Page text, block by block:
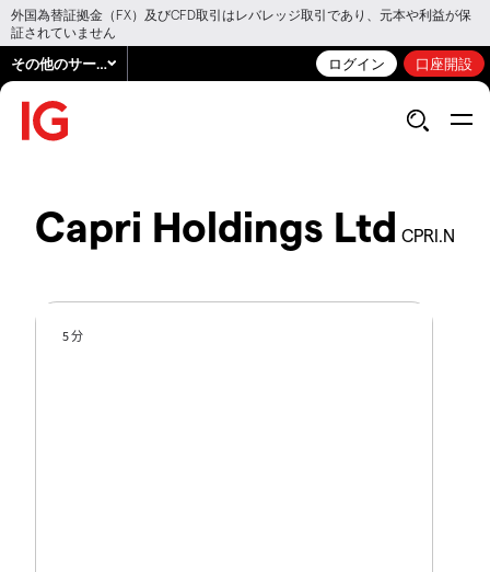
外国為替証拠金（FX）及びCFD取引はレバレッジ取引であり、元本や利益が保
証されていません
その他のサービス ログイン 口座開設
Capri Holdings Ltd CPRI.N
5 分